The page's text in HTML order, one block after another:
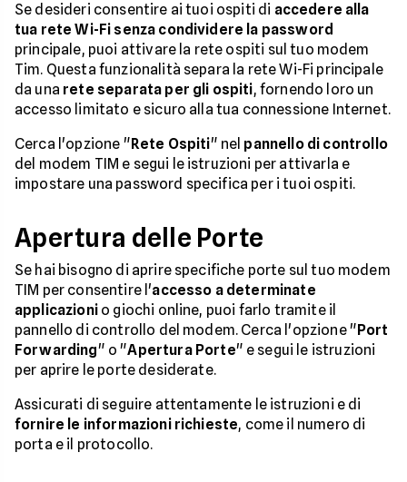
Se desideri consentire ai tuoi ospiti di accedere alla
tua rete Wi-Fi senza condividere la password
principale, puoi attivare la rete ospiti sul tuo modem
Tim. Questa funzionalità separa la rete Wi-Fi principale
da una rete separata per gli ospiti, fornendo loro un
accesso limitato e sicuro alla tua connessione Internet.
Cerca l'opzione "Rete Ospiti" nel pannello di controllo
del modem TIM e segui le istruzioni per attivarla e
impostare una password specifica per i tuoi ospiti.
Apertura delle Porte
Se hai bisogno di aprire specifiche porte sul tuo modem
TIM per consentire l'accesso a determinate
applicazionio giochi online, puoi farlo tramite il
pannello di controllo del modem. Cerca l'opzione "Port
Forwarding" o "Apertura Porte" e segui le istruzioni
per aprire le porte desiderate.
Assicurati di seguire attentamente le istruzioni e di
fornire le informazioni richieste, come il numero di
porta e il protocollo.